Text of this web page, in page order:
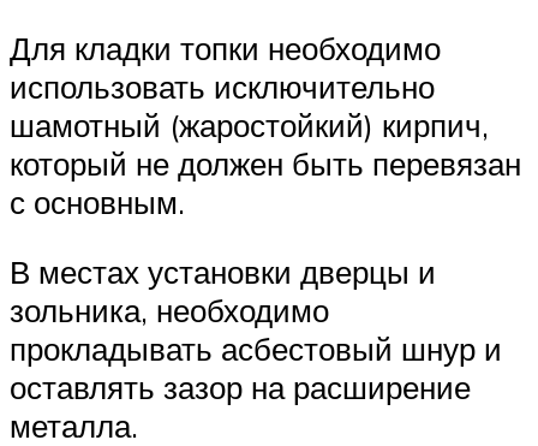
Для кладки топки необходимо
использовать исключительно
шамотный (жаростойкий) кирпич,
который не должен быть перевязан
с основным.
В местах установки дверцы и
зольника, необходимо
прокладывать асбестовый шнур и
оставлять зазор на расширение
металла.